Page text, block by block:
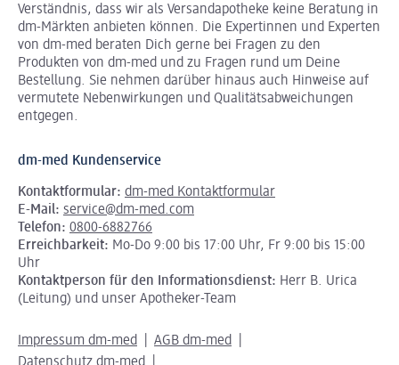
Verständnis, dass wir als Versandapotheke keine Beratung in
dm-Märkten anbieten können. Die Expertinnen und Experten
von dm-med beraten Dich gerne bei Fragen zu den
Produkten von dm-med und zu Fragen rund um Deine
Bestellung. Sie nehmen darüber hinaus auch Hinweise auf
vermutete Nebenwirkungen und Qualitätsabweichungen
entgegen.
dm-med Kundenservice
Kontaktformular: dm-med Kontaktformular
E-Mail: service@dm-med.com
Telefon: 0800-6882766
Erreichbarkeit: Mo-Do 9:00 bis 17:00 Uhr, Fr 9:00 bis 15:00
Uhr
Kontaktperson für den Informationsdienst: Herr B. Urica
(Leitung) und unser Apotheker-Team
Impressum dm-med
AGB dm-med
Datenschutz dm-med